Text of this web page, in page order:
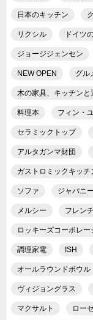
日本のキッチン
リクシル ドイツ
ジョージジェンセン
NEW OPEN グル
木の家具、キッチンと
料理本 フィン・
セラミックトップ
アルタガンマ財団
ガストロミックキッチ
ソファ ジャパニ
メルシー フレンチ
ロッキーズコーポレー
調理家電 ISH
オールラウンドボウル
ヴィジョングラス
マクサルト ロー